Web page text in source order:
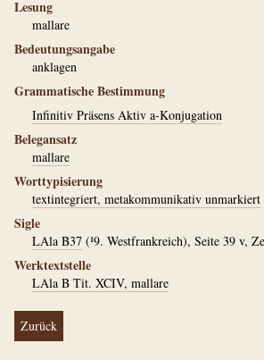
Lesung
mallare
Bedeutungsangabe
anklagen
Grammatische Bestimmung
Infinitiv Präsens Aktiv a-Konjugation
Belegansatz
mallare
Worttypisierung
textintegriert, metakommunikativ unmarkiert
Sigle
LAla B37 (¹9. Westfrankreich), Seite 39 v,
Werktextstelle
LAla B Tit. XCIV, mallare
Zurück